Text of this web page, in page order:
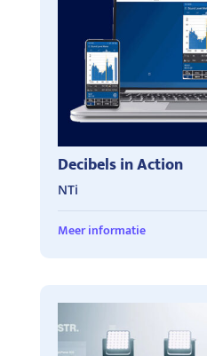
Decibels in Action
NTi
Meer informatie